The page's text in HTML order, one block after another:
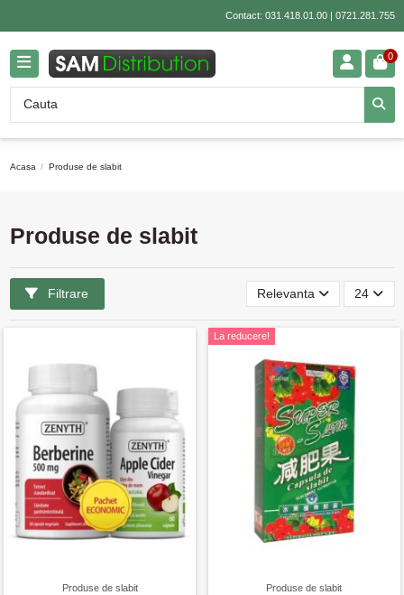
Contact: 031.418.01.00| 0721.281.755
0
Acasa Produse de slabit
Produse de slabit
Filtrare Relevanta 24
Produse de slabit
La reducere!
Produse de slabit